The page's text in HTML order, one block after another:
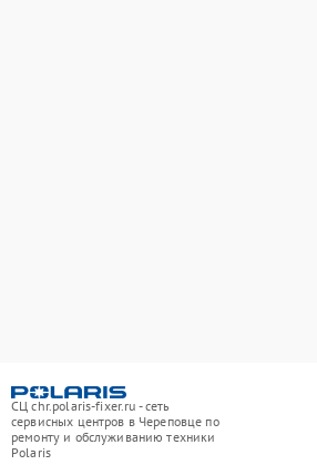
СЦ chr.polaris-fixer.ru - сеть
сервисных центров в Череповце по
ремонту и обслуживанию техники
Polaris